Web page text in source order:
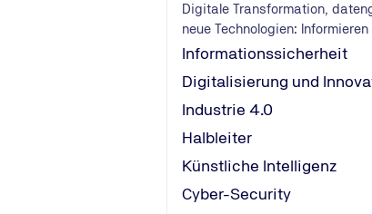
Digitale Transformation,
neue Technologien:
Informationssicherheit
Digitalisierung und
Industrie 4.0
Halbleiter
Künstliche Intelligenz
Cyber-Security
Motel One Waidmarkt***
reisen
Bei Anreise mit dem PKW
Parkbuchten der
in Köln bei TÜV NORD
in Köln aus unserem breiten Portfolio an Lehrgängen,
den gängigen Themenfeldern des TÜV NORD. Ihr
steht für uns im Mittelpunkt.